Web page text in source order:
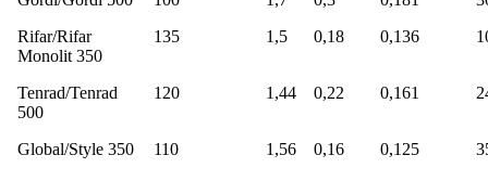
Rifar/Rifar
Monolit 350
135 1,5 0,18 0,136
Tenrad/Tenrad
500
120 1,44 0,22 0,161
Global/Style 350 110 1,56 0,16 0,125